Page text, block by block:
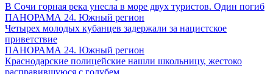
В Сочи горная река унесла в море двух туристов. Один погиб
ПАНОРАМА 24. Южный регион
Четырех молодых кубанцев задержали за нацистское
приветствие
ПАНОРАМА 24. Южный регион
Краснодарские полицейские нашли школьницу, жестоко
расправившуюся с голубем